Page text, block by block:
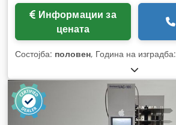
цената
Состојба: половен, Година на изградба: